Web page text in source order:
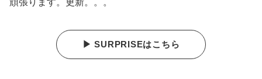
▶ SURPRISEはこちら